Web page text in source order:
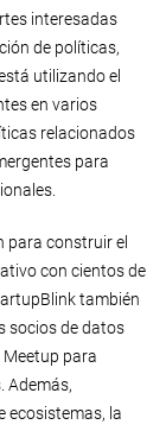
interesadas
de políticas,
utilizando el
en varios
relacionados
para
para construir el
con cientos de
también
socios de datos
para
Además,
ecosistemas, la